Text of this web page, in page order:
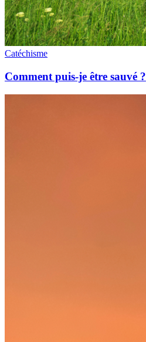
Catéchisme
Comment puis-je être sauvé ?